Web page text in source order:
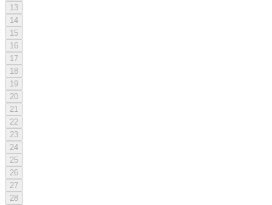
13
14
15
16
17
18
19
20
21
22
23
24
25
26
27
28